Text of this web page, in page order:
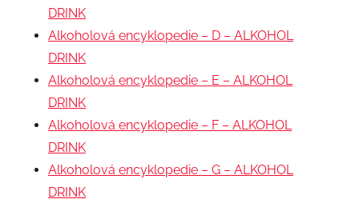
DRINK
Alkoholová encyklopedie – D – ALKOHOL
DRINK
Alkoholová encyklopedie – E – ALKOHOL
DRINK
Alkoholová encyklopedie – F – ALKOHOL
DRINK
Alkoholová encyklopedie – G – ALKOHOL
DRINK